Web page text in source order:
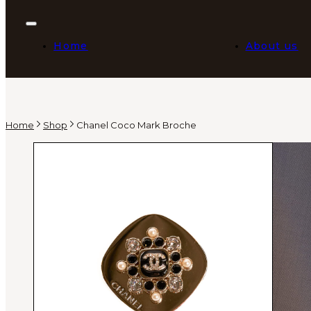
Home About us
Home Shop Chanel Coco Mark Broche